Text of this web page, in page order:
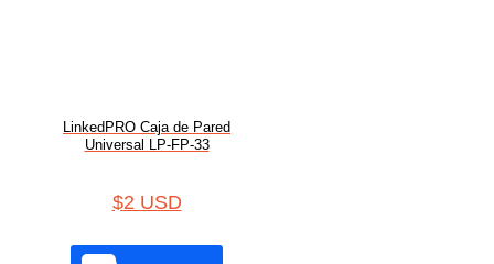
LinkedPRO Caja de Pared
Universal LP-FP-33
$2 USD